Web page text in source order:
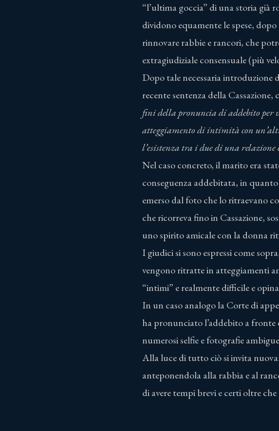
“l’ultima goccia” di una storia già
dividono equamente le spese,
rinnovare rabbie e rancori, che
extragiudiziale consensuale (più
Dopo tale necessaria
recente sentenza della
fini della pronuncia di addebito per
atteggiamento di intimità con
l’esistenza tra i due di una relazione
Nel caso concreto, il marito era
conseguenza addebitata, in
emerso dal foto che lo ritraevano
che ricorreva fino in Cassazione,
uno spirito amicale con la donna
I giudici si sono espressi come
vengono ritratte in atteggiamenti
“intimi” e realmente difficile e
In un caso analogo la Corte di
ha pronunciato l’addebito a
numerosi selfie e fotografie
Alla luce di tutto ciò si invita
anteponendola alla rabbia e al
di avere tempi brevi e certi oltre